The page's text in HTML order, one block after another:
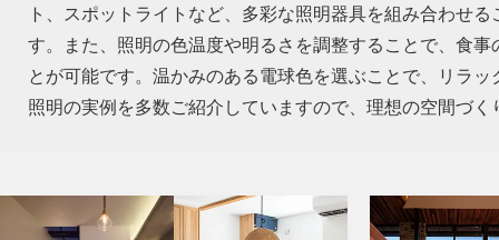
ト、スポットライトなど、多彩な照明器具を組み合わせ
す。また、照明の色温度や明るさを調整することで、食
とが可能です。温かみのある電球色を選ぶことで、リラ
照明の実例を多数ご紹介していますので、理想の空間づ